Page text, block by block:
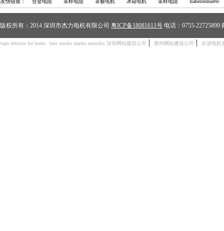
友情链接： 合金电阻 采样电阻 罩极电机 冰箱电机 采样电阻 Isabellenhuette
版权所有：2014 深圳市杰力电机有限公司 粤ICP备18081611号 电话：0755-22725899
vape detector for home best smoke alarms australia 深圳网站建设公司 | 惠州网站建设公司 | 步进电机